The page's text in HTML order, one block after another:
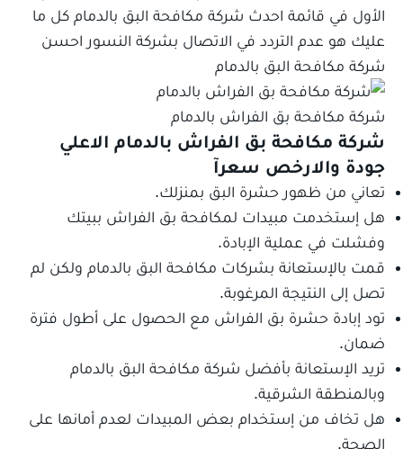
الأول في قائمة احدث شركة مكافحة البق بالدمام كل ما
عليك هو عدم التردد في الاتصال بشركة النسور احسن
شركة مكافحة البق بالدمام
شركة مكافحة بق الفراش بالدمام
شركة مكافحة بق الفراش بالدمام الاعلي
جودة والارخص سعرآ
تعاني من ظهور حشرة البق بمنزلك.
هل إستخدمت مبيدات لمكافحة بق الفراش ببيتك
وفشلت في عملية الإبادة.
قمت بالإستعانة بشركات مكافحة البق بالدمام ولكن لم
تصل إلى النتيجة المرغوبة.
تود إبادة حشرة بق الفراش مع الحصول على أطول فترة
ضمان.
تريد الإستعانة بأفضل شركة مكافحة البق بالدمام
وبالمنطقة الشرقية.
هل تخاف من إستخدام بعض المبيدات لعدم أمانها على
الصحة.